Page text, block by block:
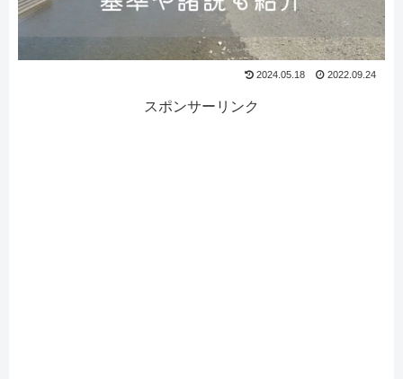
2024.05.18 2022.09.24
スポンサーリンク